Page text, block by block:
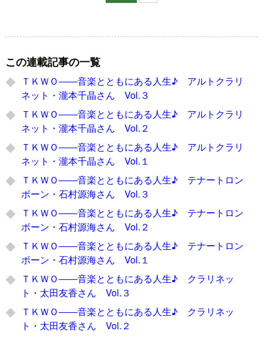
この連載記事の一覧
ＴＫＷＯ――音楽とともにある人生♪ アルトクラリ
ネット・瀧本千晶さん Vol.３
ＴＫＷＯ――音楽とともにある人生♪ アルトクラリ
ネット・瀧本千晶さん Vol.２
ＴＫＷＯ――音楽とともにある人生♪ アルトクラリ
ネット・瀧本千晶さん Vol.１
ＴＫＷＯ――音楽とともにある人生♪ テナートロン
ボーン・石村源海さん Vol.３
ＴＫＷＯ――音楽とともにある人生♪ テナートロン
ボーン・石村源海さん Vol.２
ＴＫＷＯ――音楽とともにある人生♪ テナートロン
ボーン・石村源海さん Vol.１
ＴＫＷＯ――音楽とともにある人生♪ クラリネッ
ト・太田友香さん Vol.３
ＴＫＷＯ――音楽とともにある人生♪ クラリネッ
ト・太田友香さん Vol.２